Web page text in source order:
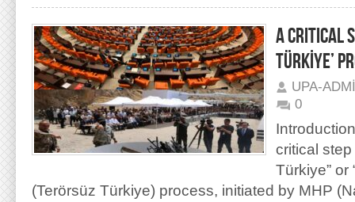
A CRITICAL
TÜRKİYE’
UPA-
0
critical step
Türkiye” or
(Terörsüz Türkiye) process, initiated by MHP